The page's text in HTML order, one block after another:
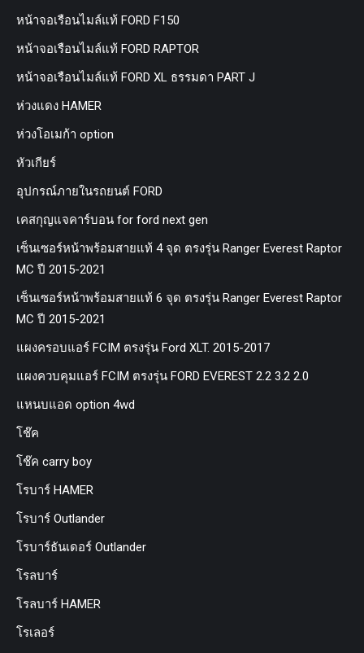
หน้าจอเรือนไมล์แท้ FORD F150
หน้าจอเรือนไมล์แท้ FORD RAPTOR
หน้าจอเรือนไมล์แท้ FORD XL ธรรมดา PART J
ห่วงแดง HAMER
ห่วงโอเมก้า option
หัวเกียร์
อุปกรณ์ภายในรถยนต์ FORD
เคสกุญแจคาร์บอน for ford next gen
เซ็นเซอร์หน้าพร้อมสายแท้ 4 จุด ตรงรุ่น Ranger Everest Raptor
MC ปี 2015-2021
เซ็นเซอร์หน้าพร้อมสายแท้ 6 จุด ตรงรุ่น Ranger Everest Raptor
MC ปี 2015-2021
แผงครอบแอร์ FCIM ตรงรุ่น Ford XLT. 2015-2017
แผงควบคุมแอร์ FCIM ตรงรุ่น FORD EVEREST 2.2 3.2 2.0
แหนบแอด option 4wd
โช๊ค
โช๊ค carry boy
โรบาร์ HAMER
โรบาร์ Outlander
โรบาร์ธันเดอร์ Outlander
โรลบาร์
โรลบาร์ HAMER
โรเลอร์